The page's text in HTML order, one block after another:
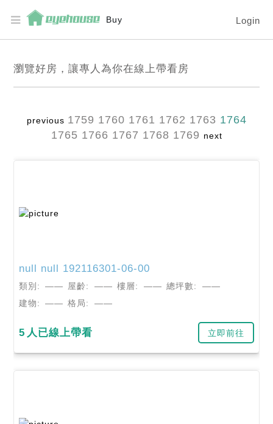
Login
Buy
瀏覽好房，讓專人為你在線上帶看房
previous 1759 1760 1761 1762 1763 1764
1765 1766 1767 1768 1769 next
null null 192116301-06-00
類別: —— 屋齡: —— 樓層: —— 總坪數:
——
建物:
—— 格局: ——
5 人已線上帶看 立即前往